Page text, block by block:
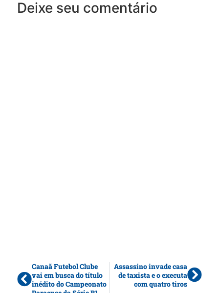
Deixe seu comentário
Canaã Futebol Clube
vai em busca do título
inédito do Campeonato
Assassino invade casa
de taxista e o executa
com quatro tiros